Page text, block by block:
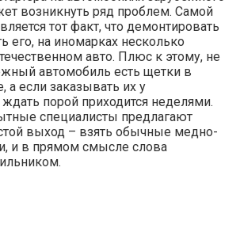
возникнуть ряд проблем. Самой
тот факт, что демонтировать
его, на иномарках несколько
авто. Плюс к этому, не
автомобиль есть щетки в
а если заказывать их у
ждать порой приходится неделями.
специалисты предлагают
выход – взять обычные медно-
и в прямом смысле слова